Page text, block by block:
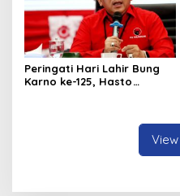
Peringati Hari Lahir Bung
Karno ke-125, Hasto